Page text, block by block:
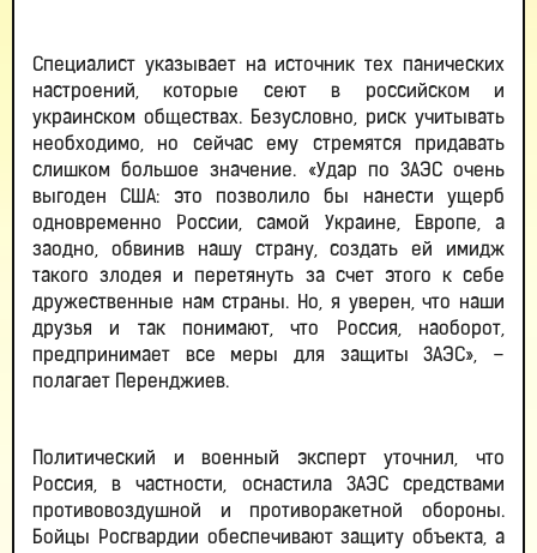
Специалист указывает на источник тех панических
настроений, которые сеют в российском и
украинском обществах. Безусловно, риск учитывать
необходимо, но сейчас ему стремятся придавать
слишком большое значение. «Удар по ЗАЭС очень
выгоден США: это позволило бы нанести ущерб
одновременно России, самой Украине, Европе, а
заодно, обвинив нашу страну, создать ей имидж
такого злодея и перетянуть за счет этого к себе
дружественные нам страны. Но, я уверен, что наши
друзья и так понимают, что Россия, наоборот,
предпринимает все меры для защиты ЗАЭС», –
полагает Перенджиев.
Политический и военный эксперт уточнил, что
Россия, в частности, оснастила ЗАЭС средствами
противовоздушной и противоракетной обороны.
Бойцы Росгвардии обеспечивают защиту объекта, а